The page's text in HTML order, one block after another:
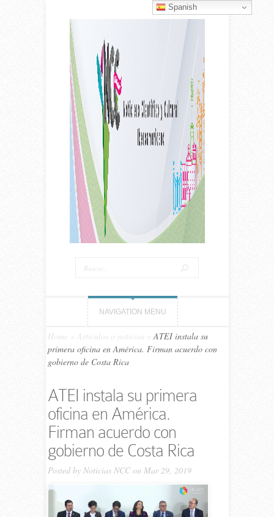
NAVIGATION MENU
Home Artículos o noticias
ATEI instala su
primera oficina en América. Firman acuerdo con
gobierno de Costa Rica
ATEI instala su primera
oficina en América.
Firman acuerdo con
gobierno de Costa Rica
Posted by Noticias NCCon Mar 29, 2019
Spanish